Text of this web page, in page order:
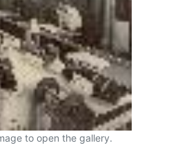
to open the gallery.